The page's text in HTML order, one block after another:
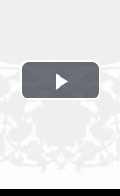
Play